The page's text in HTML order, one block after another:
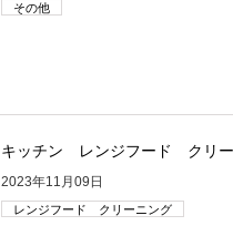
その他
キッチン レンジフード クリ
2023年11月09日
レンジフード クリーニング